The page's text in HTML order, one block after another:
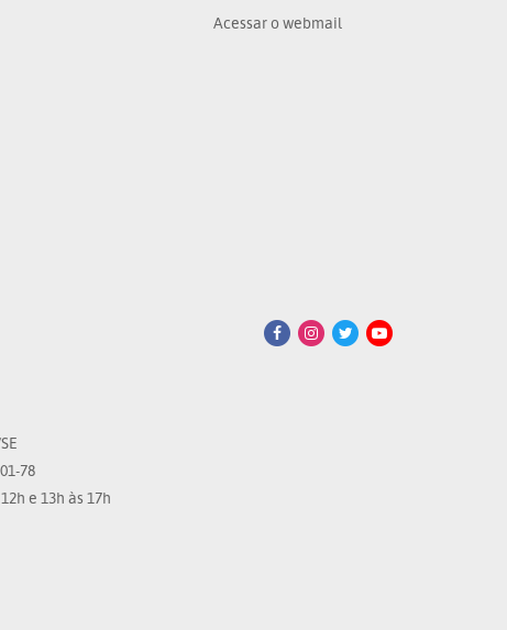
Acessar o webmail
78
e 13h às 17h